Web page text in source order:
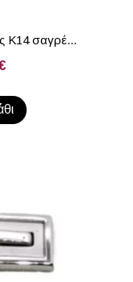
Κ14 σαγρέ...